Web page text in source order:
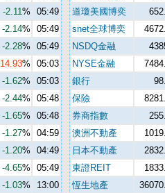
-2.11%
05:49
-2.14%
05:49
-2.28%
05:49
14.93%
05:03
-1.62%
05:03
-2.44%
05:48
-1.65%
05:48
-1.27%
04:59
-1.20%
04:49
-4.65%
05:49
-1.03%
13:00
道瓊美國博奕
snet全球博奕
NSDQ金融
NYSE金融
銀行
保險
券商指數
澳洲不動產
日本不動產
東證REIT
恆生地產